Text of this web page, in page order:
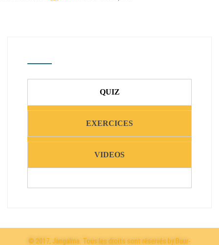
QUIZ
EXERCICES
VIDEOS
© 2017, Jangalma. Tous les droits sont réservés by Buur-